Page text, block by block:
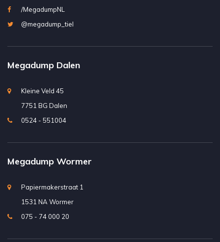
/MegadumpNL
@megadump_tiel
Megadump Dalen
Kleine Veld 45
7751 BG Dalen
0524 - 551004
Megadump Wormer
Papiermakerstraat 1
1531 NA Wormer
075 - 74 000 20